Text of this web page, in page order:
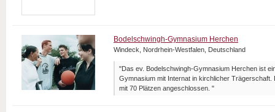
Bodelschwingh-Gymnasium Herchen
Windeck, Nordrhein-Westfalen, Deutschland
"Das ev. Bodelschwingh-Gymnasium Herchen ist
Gymnasium mit Internat in kirchlicher Trägerschaft.
mit 70 Plätzen angeschlossen. "